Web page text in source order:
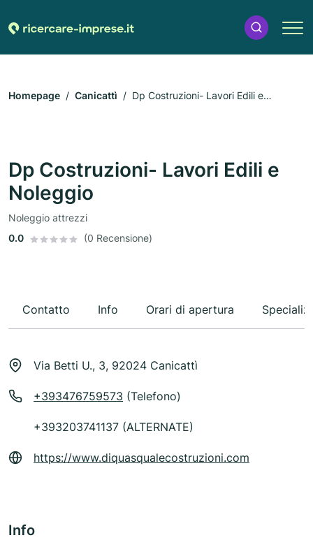
Homepage Canicattì
Dp Costruzioni- Lavori Edili e
Dp Costruzioni- Lavori Edili e
Noleggio
Noleggio attrezzi
0.0
(0 Recensione)
Contatto Info Orari di apertura
Via Betti U., 3, 92024 Canicattì
+393476759573 (Telefono)
+393203741137 (ALTERNATE)
https://www.diquasqualecostruzioni.com
Info